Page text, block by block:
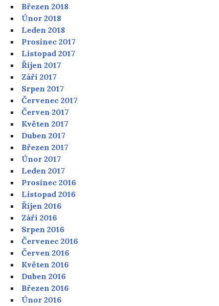
Březen 2018
Únor 2018
Leden 2018
Prosinec 2017
Listopad 2017
Říjen 2017
Září 2017
Srpen 2017
Červenec 2017
Červen 2017
Květen 2017
Duben 2017
Březen 2017
Únor 2017
Leden 2017
Prosinec 2016
Listopad 2016
Říjen 2016
Září 2016
Srpen 2016
Červenec 2016
Červen 2016
Květen 2016
Duben 2016
Březen 2016
Únor 2016